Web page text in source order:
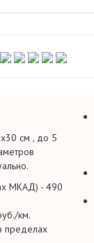
см , до 5
МКАД) - 490
км.
пределах